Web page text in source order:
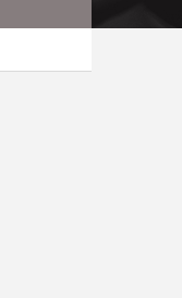
KOŠÍK